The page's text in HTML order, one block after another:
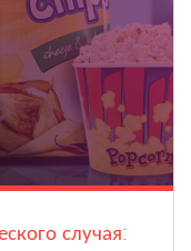
случая: